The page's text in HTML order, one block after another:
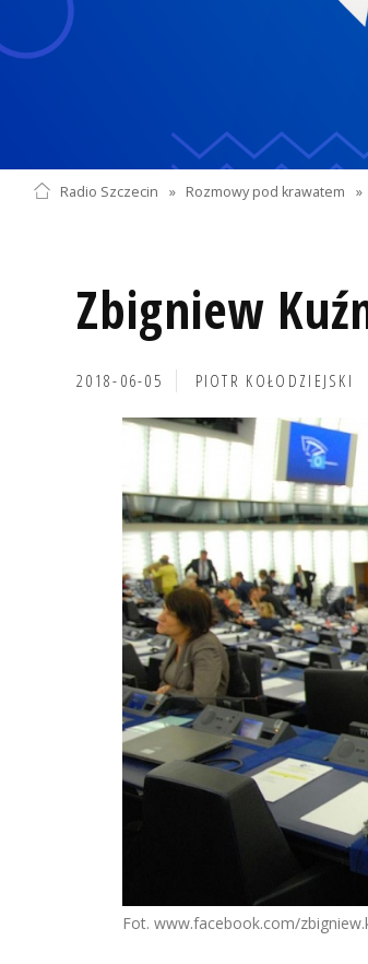
Radio Szczecin » Rozmowy pod krawatem »
Zbigniew
2018-06-05 PIOTR KOŁODZIEJSKI
Fot. www.facebook.com/